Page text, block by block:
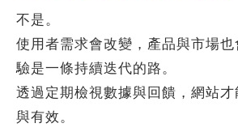
不是。
使用者需求會改變，產品與市場
驗是一條持續迭代的路。
透過定期檢視數據與回饋，網站才
與有效。